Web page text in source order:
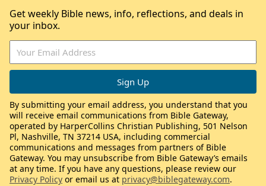
Get weekly Bible news, info, reflections, and deals in
your inbox.
By submitting your email address, you understand that you
will receive email communications from Bible Gateway,
operated by HarperCollins Christian Publishing, 501 Nelson
Pl, Nashville, TN 37214 USA, including commercial
communications and messages from partners of Bible
Gateway. You may unsubscribe from Bible Gateway’s emails
at any time. If you have any questions, please review our
Privacy Policy or email us at privacy@biblegateway.com.